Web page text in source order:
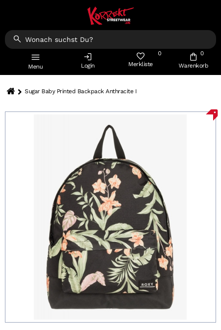
Menu Login Merkliste
0
Warenkorb
0
Sugar Baby Printed Backpack Anthracite I